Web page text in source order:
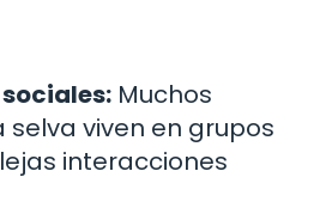
Muchos
viven en grupos
interacciones